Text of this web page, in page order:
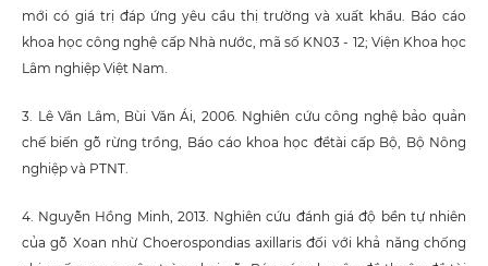
mới có giá trị đáp ứng yêu cầu thị trường và xuất khẩu. Báo cáo
khoa học công nghệ cấp Nhà nước, mã số KN03 - 12; Viện Khoa học
Lâm nghiệp Việt Nam.
3. Lê Văn Lâm, Bùi Văn Ái, 2006. Nghiên cứu công nghệ bảo quản
chế biến gỗ rừng trồng, Báo cáo khoa học đềtài cấp Bộ, Bộ Nông
nghiệp và PTNT.
4. Nguyễn Hồng Minh, 2013. Nghiên cứu đánh giá độ bền tự nhiên
của gỗ Xoan nhừ Choerospondias axillaris đối với khả năng chống